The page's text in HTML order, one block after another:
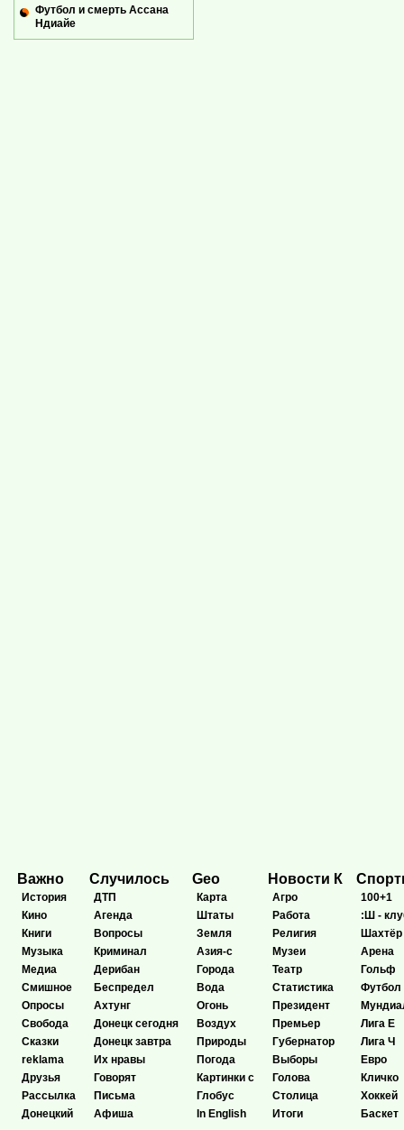
Футбол и смерть Ассана
Ндиайе
Важно
История
Кино
Книги
Музыка
Медиа
Смишное
Опросы
Свобода
Сказки
reklama
Друзья
Рассылка
Донецкий
Случилось
ДТП
Агенда
Вопросы
Криминал
Дерибан
Беспредел
Ахтунг
Донецк сегодня
Донецк завтра
Их нравы
Говорят
Письма
Афиша
Geo
Карта
Штаты
Земля
Азия-с
Города
Вода
Огонь
Воздух
Природы
Погода
Картинки с
Глобус
In English
Новости К
Агро
Работа
Религия
Музеи
Театр
Статистика
Президент
Премьер
Губернатор
Выборы
Голова
Столица
Итоги
100+1
:Ш -
Шахтёр
Арена
Гольф
Футбол
Лига Е
Лига Ч
Евро
Кличко
Хоккей
Баскет